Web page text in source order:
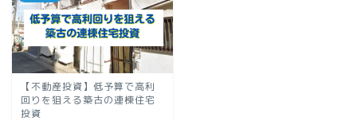
【不動産投資】低予算で高利
回りを狙える築古の連棟住宅
投資